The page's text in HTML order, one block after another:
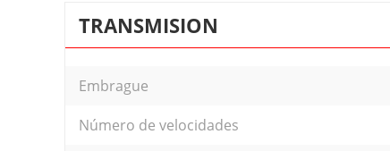
TRANSMISION
Embrague
Número de velocidades